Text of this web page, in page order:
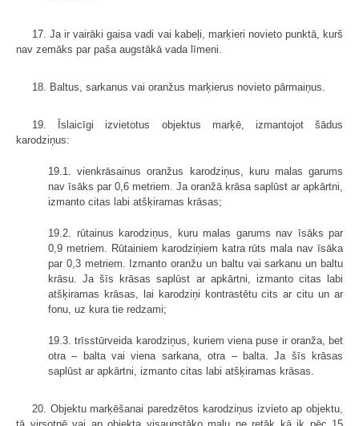
17. Ja ir vairāki gaisa vadi vai kabeļi, marķieri novieto punktā, kurš
nav zemāks par paša augstākā vada līmeni.
18. Baltus, sarkanus vai oranžus marķierus novieto pārmaiņus.
19. Īslaicīgi izvietotus objektus marķē, izmantojot šādus
karodziņus:
19.1. vienkrāsainus oranžus karodziņus, kuru malas garums
nav īsāks par 0,6 metriem. Ja oranžā krāsa saplūst ar apkārtni,
izmanto citas labi atšķiramas krāsas;
19.2. rūtainus karodziņus, kuru malas garums nav īsāks par
0,9 metriem. Rūtainiem karodziņiem katra rūts mala nav īsāka
par 0,3 metriem. Izmanto oranžu un baltu vai sarkanu un baltu
krāsu. Ja šīs krāsas saplūst ar apkārtni, izmanto citas labi
atšķiramas krāsas, lai karodziņi kontrastētu cits ar citu un ar
fonu, uz kura tie redzami;
19.3. trīsstūrveida karodziņus, kuriem viena puse ir oranža, bet
otra – balta vai viena sarkana, otra – balta. Ja šīs krāsas
saplūst ar apkārtni, izmanto citas labi atšķiramas krāsas.
20. Objektu marķēšanai paredzētos karodziņus izvieto ap objektu,